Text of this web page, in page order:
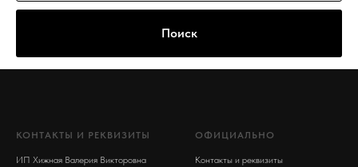
Поиск
КОНТАКТЫ И РЕКВИЗИТЫ
ИП Хижная Валерия Викторовна
ОФИЦИАЛЬНО
Контакты и реквизиты